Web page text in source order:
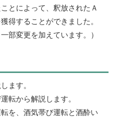
とによって、釈放されたＡ
得することができました。
部変更を加えています。）
ます。
転から解説します。
を、酒気帯び運転と酒酔い